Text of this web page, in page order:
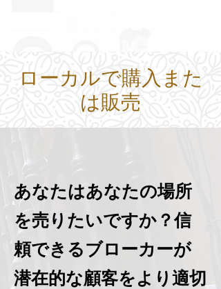
ローカルで購入また
は販売
あなたはあなたの場所
を売りたいですか？信
頼できるブローカーが
潜在的な顧客をより適切